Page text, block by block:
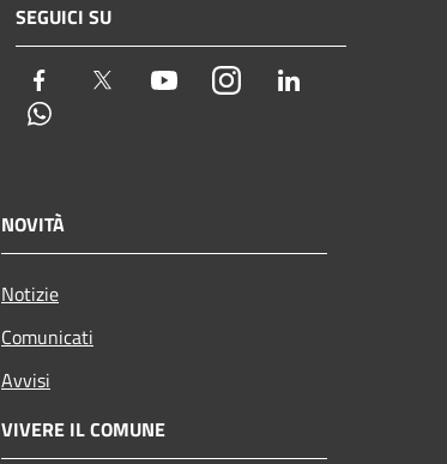
SEGUICI SU
Facebook Twitter YoutubeInstagram
NOVITÀ
Notizie
Comunicati
Avvisi
VIVERE IL COMUNE